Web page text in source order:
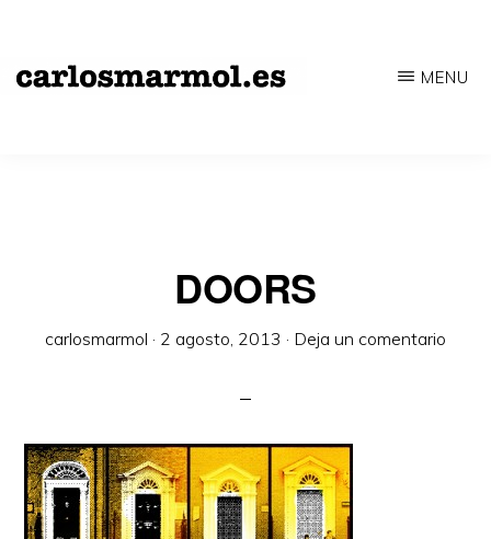
contenido
Edición
MENU
DOORS
carlosmarmol · 2 agosto, 2013 · Deja un comentario